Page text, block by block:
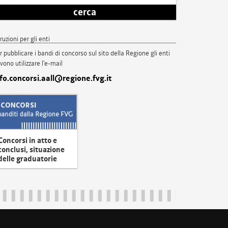
cerca
per gli enti
pubblicare i bandi di concorso sul sito della Regione gli enti
utilizzare l'e-mail
in atto e
situazione
graduatorie